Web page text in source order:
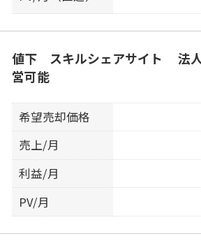
値下 スキルシェアサイト 法人
営可能
希望売却価格
売上/月
利益/月
PV/月